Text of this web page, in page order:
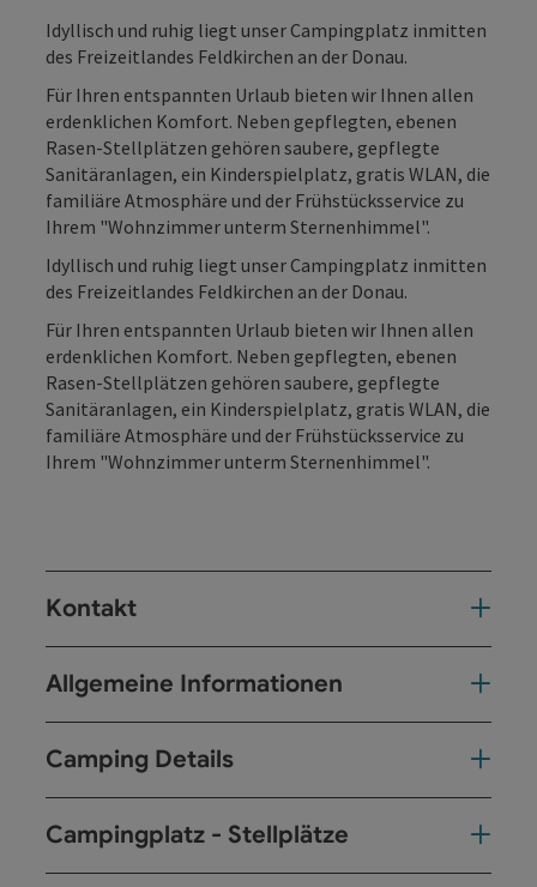
Idyllisch und ruhig liegt unser Campingplatz inmitten
des Freizeitlandes Feldkirchen an der Donau.
Für Ihren entspannten Urlaub bieten wir Ihnen allen
erdenklichen Komfort. Neben gepflegten, ebenen
Rasen-Stellplätzen gehören saubere, gepflegte
Sanitäranlagen, ein Kinderspielplatz, gratis WLAN, die
familiäre Atmosphäre und der Frühstücksservice zu
Ihrem "Wohnzimmer unterm Sternenhimmel".
Idyllisch und ruhig liegt unser Campingplatz inmitten
des Freizeitlandes Feldkirchen an der Donau.
Für Ihren entspannten Urlaub bieten wir Ihnen allen
erdenklichen Komfort. Neben gepflegten, ebenen
Rasen-Stellplätzen gehören saubere, gepflegte
Sanitäranlagen, ein Kinderspielplatz, gratis WLAN, die
familiäre Atmosphäre und der Frühstücksservice zu
Ihrem "Wohnzimmer unterm Sternenhimmel".
Kontakt
Allgemeine Informationen
Camping Details
Campingplatz - Stellplätze